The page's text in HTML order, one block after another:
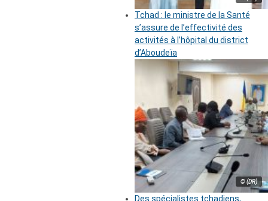
Tchad : le ministre de la Santé
s’assure de l’effectivité des
activités à l’hôpital du district
d’Aboudeïa
© (DR)
Des spécialistes tchadiens,